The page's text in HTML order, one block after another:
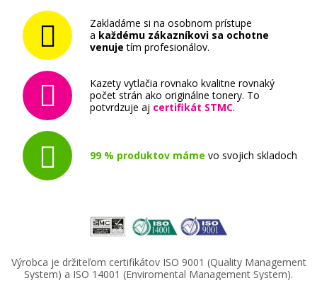
Zakladáme si na osobnom prístupe
a každému zákazníkovi sa ochotne
venuje tím profesionálov.
Kazety vytlačia rovnako kvalitne rovnaký
počet strán ako originálne tonery. To
potvrdzuje aj certifikát STMC.
99 % produktov máme vo svojich skladoch
Výrobca je držiteľom certifikátov ISO 9001 (Quality Management
System) a ISO 14001 (Enviromental Management System).